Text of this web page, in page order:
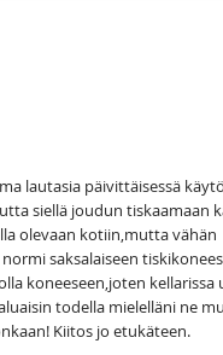
lautasia päivittäisessä
siellä joudun tiskaamaan
olevaan kotiin,mutta vähän
saksalaiseen
koneeseen,joten kellarissa
todella mielelläni ne
Kiitos jo etukäteen.